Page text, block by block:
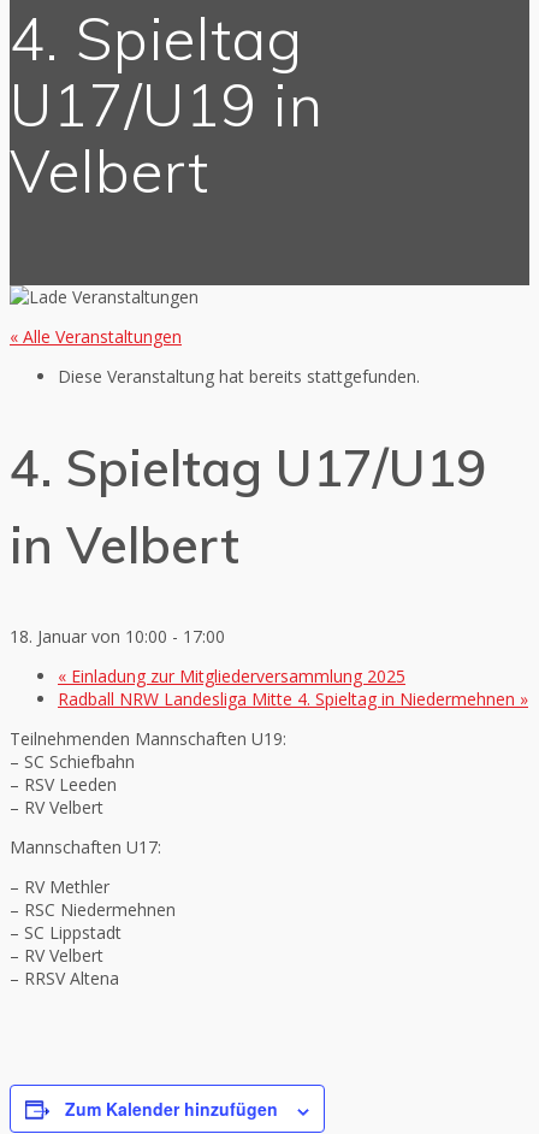
4. Spieltag
U17/U19 in
Velbert
« Alle Veranstaltungen
Diese Veranstaltung hat bereits stattgefunden.
4. Spieltag U17/U19
in Velbert
18. Januar von 10:00 - 17:00
« Einladung zur Mitgliederversammlung 2025
Radball NRW Landesliga Mitte 4. Spieltag in Niedermehnen »
Teilnehmenden Mannschaften U19:
– SC Schiefbahn
– RSV Leeden
– RV Velbert
Mannschaften U17:
– RV Methler
– RSC Niedermehnen
– SC Lippstadt
– RV Velbert
– RRSV Altena
Zum Kalender hinzufügen